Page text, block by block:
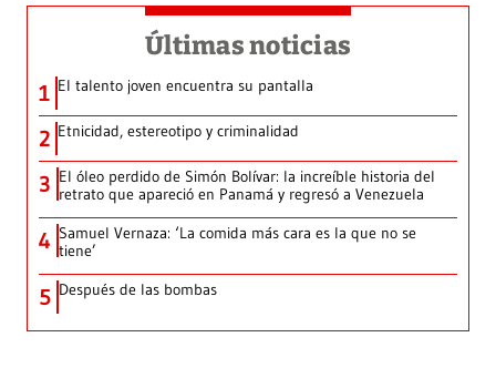
Últimas noticias
1 El talento joven encuentra su pantalla​
2 Etnicidad, estereotipo y criminalidad
3 El óleo perdido de Simón Bolívar: la increíble historia del
retrato que apareció en Panamá y regresó a Venezuela
4 Samuel Vernaza: ‘La comida más cara es la que no se
tiene’
5 Después de las bombas